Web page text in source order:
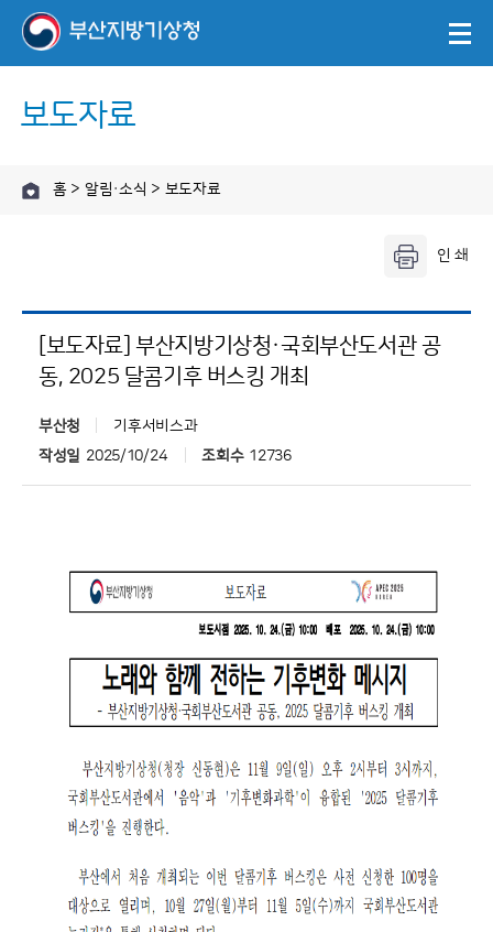
보도자료
홈 > 알림·소식 > 보도자료
[보도자료] 부산지방기상청·국회부산도서관 공
동, 2025 달콤기후 버스킹 개최
부산청
기후서비스과
작성일 2025/10/24 조회수 12736